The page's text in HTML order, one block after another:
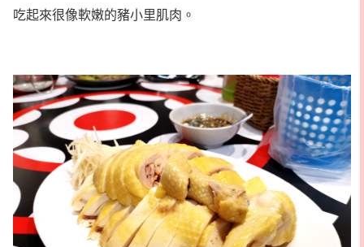
吃起來很像軟嫩的豬小里肌肉。